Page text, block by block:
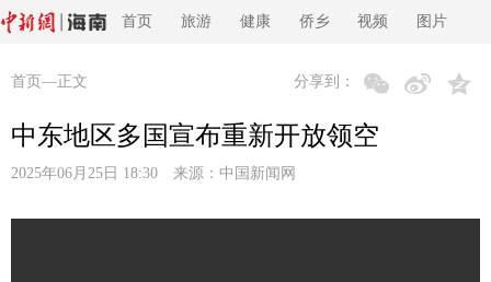
首页 旅游 健康 侨乡 视频 图片
首页 —正文 分享到：
中东地区多国宣布重新开放领空
2025年06月25日 18:30 来源： 中国新闻网